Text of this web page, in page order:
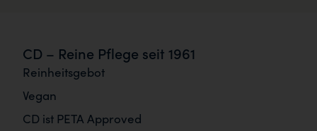
CD – Reine Pflege seit 1961
Reinheitsgebot
Vegan
CD ist PETA Approved